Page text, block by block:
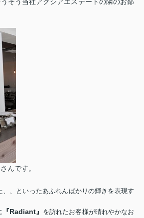
んです。
、、といったあふれんばかりの輝きを表現す
『Radiant』 を訪れたお客様が晴れやかなお